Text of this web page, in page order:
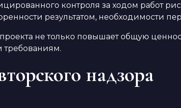
контроля за ходом работ
результатом, необходимости
не только повышает общую
требованиям.
надзора